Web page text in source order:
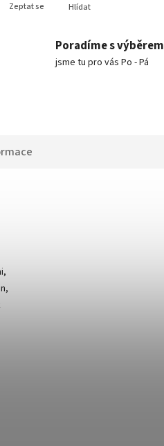
Zeptat se Hlídat
Poradíme s výběrem
jsme tu pro vás Po - Pá